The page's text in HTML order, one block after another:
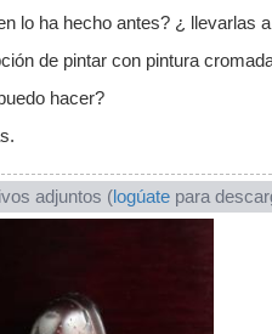
lo ha hecho antes? ¿ llevarlas
de pintar con pintura
hacer?
adjuntos (logúate para